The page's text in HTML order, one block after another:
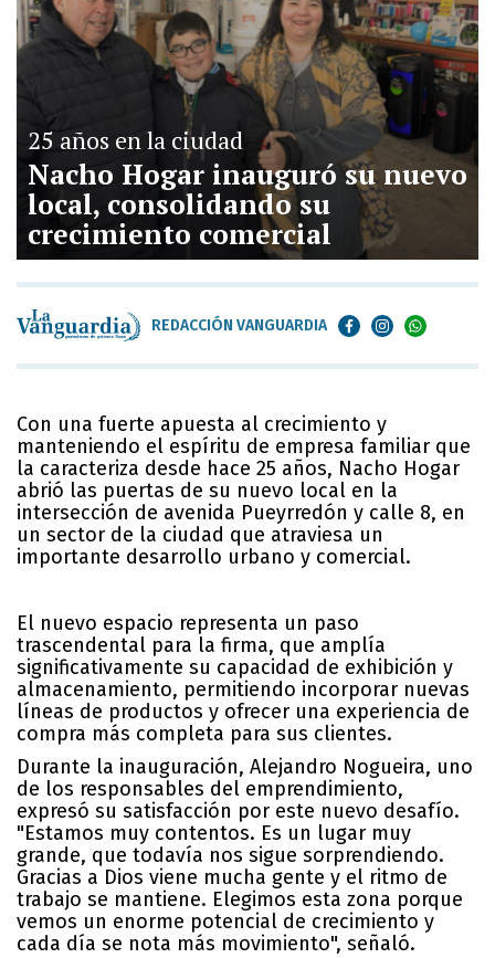
25 años en la ciudad
Nacho Hogar inauguró su nuevo
local, consolidando su
crecimiento comercial
REDACCIÓN VANGUARDIA
Con una fuerte apuesta al crecimiento y
manteniendo el espíritu de empresa familiar que
la caracteriza desde hace 25 años, Nacho Hogar
abrió las puertas de su nuevo local en la
intersección de avenida Pueyrredón y calle 8, en
un sector de la ciudad que atraviesa un
importante desarrollo urbano y comercial.
El nuevo espacio representa un paso
trascendental para la firma, que amplía
significativamente su capacidad de exhibición y
almacenamiento, permitiendo incorporar nuevas
líneas de productos y ofrecer una experiencia de
compra más completa para sus clientes.
Durante la inauguración, Alejandro Nogueira, uno
de los responsables del emprendimiento,
expresó su satisfacción por este nuevo desafío.
"Estamos muy contentos. Es un lugar muy
grande, que todavía nos sigue sorprendiendo.
Gracias a Dios viene mucha gente y el ritmo de
trabajo se mantiene. Elegimos esta zona porque
vemos un enorme potencial de crecimiento y
cada día se nota más movimiento", señaló.